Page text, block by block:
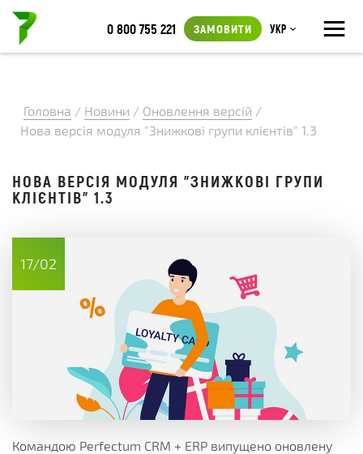
≡
0 800 755 221 ЗАМОВИТИ Укр
Головна / Новини / Оновлення версій /
Нова версія модуля "Знижкові групи клієнтів" 1.3
НОВА ВЕРСІЯ МОДУЛЯ "ЗНИЖКОВІ ГРУПИ
КЛІЄНТІВ" 1.3
17/02
Командою Perfectum CRM + ERP випущено оновлену